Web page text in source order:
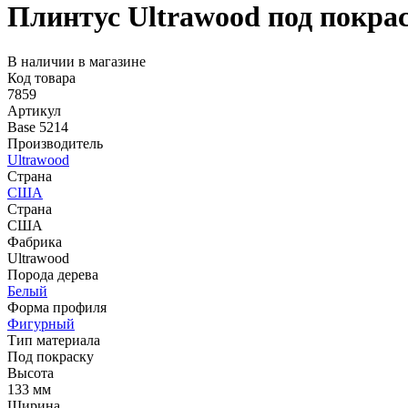
Плинтус Ultrawood под
В наличии в магазине
Код товара
7859
Артикул
Base 5214
Производитель
Ultrawood
Страна
США
Страна
США
Фабрика
Ultrawood
Порода дерева
Белый
Форма профиля
Фигурный
Тип материала
Под покраску
Высота
133 мм